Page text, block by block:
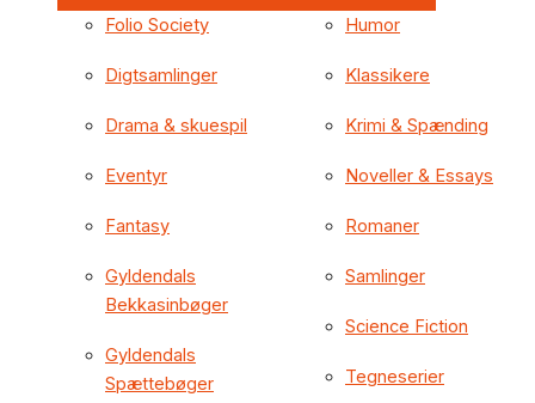
Folio Society
Digtsamlinger
Drama & skuespil
Eventyr
Fantasy
Gyldendals
Bekkasinbøger
Gyldendals
Spættebøger
Humor
Klassikere
Krimi & Spænding
Noveller & Essays
Romaner
Samlinger
Science Fiction
Tegneserier